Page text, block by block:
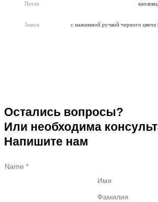
Петли
с нажимной ручкой черного цвета
Замок
Остались вопросы?
Или необходима
Напишите нам
Name *
Имя
Фамилия